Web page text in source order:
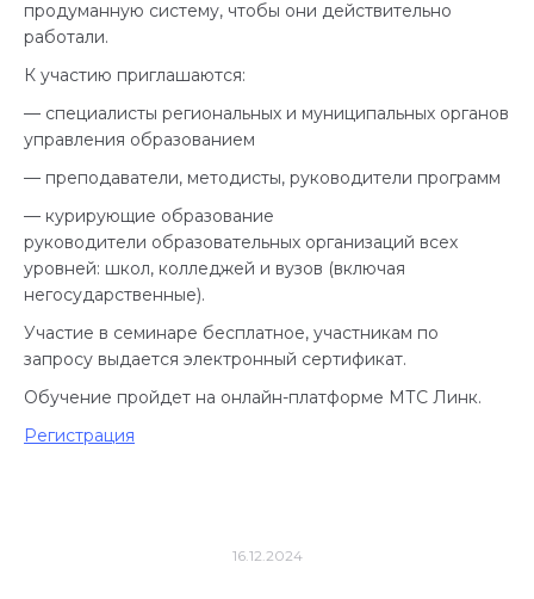
продуманную систему, чтобы они действительно
работали.
К участию приглашаются:
— специалисты региональных и муниципальных органов
управления образованием
— преподаватели, методисты, руководители программ
— курирующие образование
руководители образовательных организаций всех
уровней: школ, колледжей и вузов (включая
негосударственные).
Участие в семинаре бесплатное, участникам по
запросу выдается электронный сертификат.
Обучение пройдет на онлайн-платформе МТС Линк.
Регистрация
16.12.2024